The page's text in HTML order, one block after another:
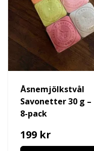
Åsnemjölkstvål
Savonetter 30 g –
8-pack
199 kr